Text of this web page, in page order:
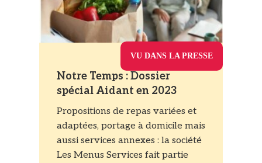
VU DANS LA PRESSE
Notre Temps : Dossier
spécial Aidant en 2023
Propositions de repas variées et
adaptées, portage à domicile mais
aussi services annexes : la société
Les Menus Services fait partie